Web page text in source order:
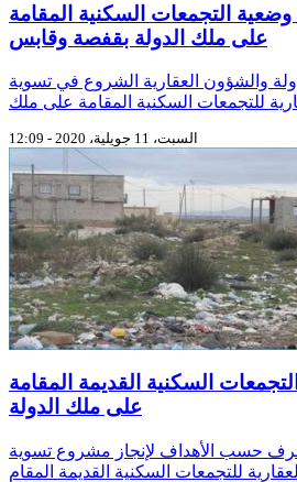
التجمعات السكنية المقامة
على ملك الدولة بقفصة وقابس
والشؤون العقارية الشروع في تسوية
السبت، 11 جويلية، 2020 - 12:09
السكنية القديمة المقامة
على ملك الدولة
حسب الأهداف لإنجاز مشروع تسوية